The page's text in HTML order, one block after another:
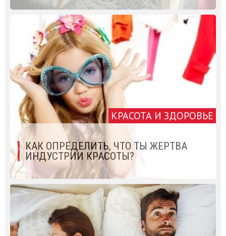
КРАСОТА И ЗДОРОВЬЕ
КАК ОПРЕДЕЛИТЬ, ЧТО ТЫ ЖЕРТВА
ИНДУСТРИИ КРАСОТЫ?